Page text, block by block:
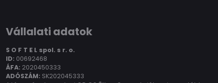
Vállalati adatok
S O F T E L spol. s r. o.
ID: 00692468
ÁFA: 2020450333
ADÓSZÁM: SK202045333